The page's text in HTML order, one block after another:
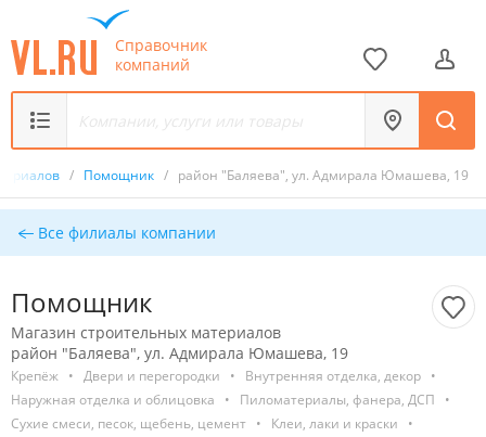
Справочник
компаний
/ Помощник / район "Баляева", ул. Адмирала Юмашева, 19
Все филиалы компании
Помощник
Магазин строительных материалов
район "Баляева", ул. Адмирала Юмашева, 19
Крепёж • Двери и перегородки • Внутренняя отделка, декор •
Наружная отделка и облицовка
• Пиломатериалы, фанера, ДСП
•
Сухие смеси, песок, щебень, цемент • Клеи, лаки и краски
•